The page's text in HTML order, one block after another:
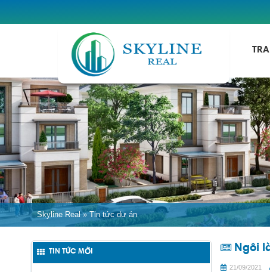
Skyline Real»Tin tức dự án
Ngôi
21/09/2021
TIN TỨC MỚI